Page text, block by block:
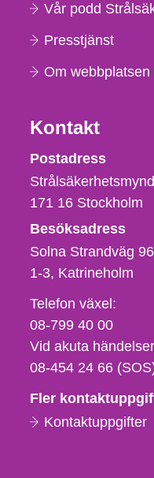
Vår podd
Presstjänst
Om webbplatsen
Kontakt
Postadress
171 16 Stockholm
Besöksadress
Solna Strandväg
1-3 Katrineholm
Telefon,
fax
och
e-
Telefon växel:
08-799 40 00
Vid akuta
08-454 24 66
Fler
Kontaktuppgifter